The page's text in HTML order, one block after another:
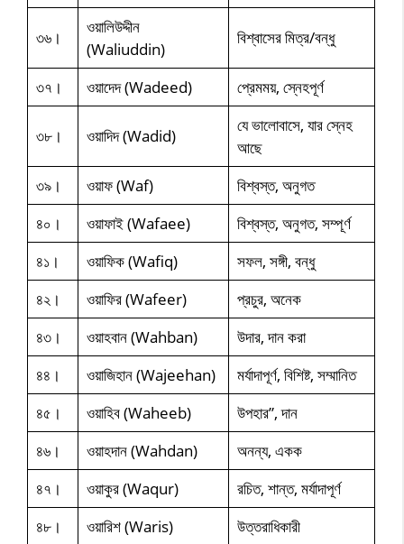
৩৬।
ওয়ালিউদ্দীন
(Waliuddin)
বিশ্বাসের মিত্র/বন্ধু
৩৭। ওয়াদেদ (Wadeed) প্রেমময়, স্নেহপূর্ণ
৩৮। ওয়াদিদ (Wadid)
যে ভালোবাসে, যার স্নেহ
আছে
৩৯।
ওয়াফ (Waf)
বিশ্বস্ত, অনুগত
৪০।
ওয়াফাই (Wafaee)
বিশ্বস্ত, অনুগত, সম্পূর্ণ
৪১।
ওয়াফিক (Wafiq)
সফল, সঙ্গী, বন্ধু
৪২।
ওয়াফির (Wafeer)
প্রচুর, অনেক
৪৩।
ওয়াহবান (Wahban)
উদার, দান করা
৪৪।
ওয়াজিহান (Wajeehan)
মর্যাদাপূর্ণ, বিশিষ্ট, সম্মানিত
৪৫।
ওয়াহিব (Waheeb)
উপহার”, দান
৪৬।
ওয়াহদান (Wahdan)
অনন্য, একক
৪৭।
ওয়াকুর (Waqur)
রচিত, শান্ত, মর্যাদাপূর্ণ
৪৮।
ওয়ারিশ (Waris) উত্তরাধিকারী